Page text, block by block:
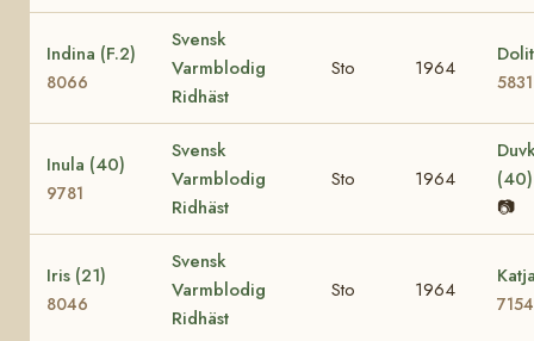
Indina (F.2)
8066
Svensk
Varmblodig
Ridhäst
Sto 1964
5831
Inula (40)
9781
Svensk
Varmblodig
Ridhäst
Sto 1964
📷
Iris (21)
8046
Svensk
Varmblodig
Ridhäst
Sto 1964
7154